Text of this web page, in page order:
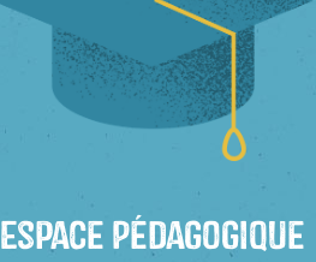
Espace Pédagogique